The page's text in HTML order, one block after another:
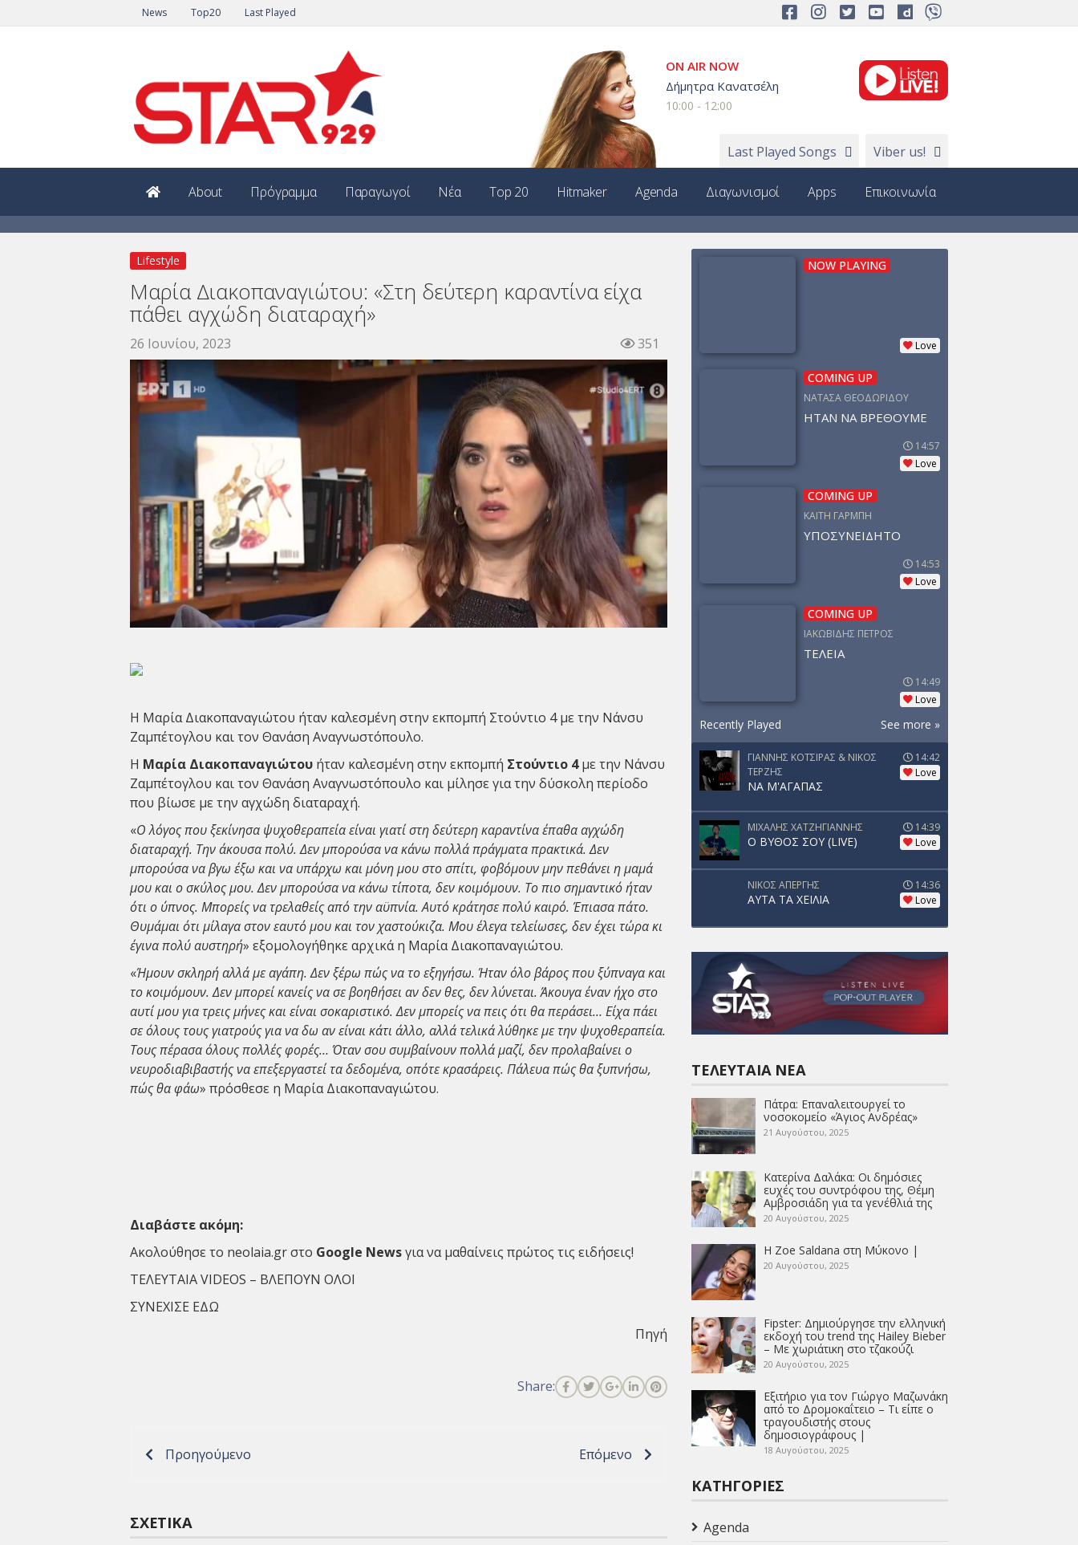
News Top20 Last Played
ON AIR NOW
Δήμητρα Κανατσέλη
10:00 - 12:00
Last Played Songs Viber us!
About Πρόγραμμα Παραγωγοί Νέα Top 20 Hitmaker Agenda Διαγωνισμοί Apps Επικοινωνία
Lifestyle
Μαρία Διακοπαναγιώτου: «Στη δεύτερη καραντίνα είχα
πάθει αγχώδη διαταραχή»
26 Ιουνίου, 2023 351
Η Μαρία Διακοπαναγιώτου ήταν καλεσμένη στην εκπομπή Στούντιο 4 με την Νάνσυ
Ζαμπέτογλου και τον Θανάση Αναγνωστόπουλο.
Η Μαρία Διακοπαναγιώτου ήταν καλεσμένη στην εκπομπή Στούντιο 4με την Νάνσυ
Ζαμπέτογλου και τον Θανάση Αναγνωστόπουλο και μίλησε για την δύσκολη περίοδο
που βίωσε με την αγχώδη διαταραχή.
«Ο λόγος που ξεκίνησα ψυχοθεραπεία είναι γιατί στη δεύτερη καραντίνα έπαθα αγχώδη
διαταραχή. Την άκουσα πολύ. Δεν μπορούσα να κάνω πολλά πράγματα πρακτικά. Δεν
μπορούσα να βγω έξω και να υπάρχω και μόνη μου στο σπίτι, φοβόμουν μην πεθάνει η μαμά
μου και ο σκύλος μου. Δεν μπορούσα να κάνω τίποτα, δεν κοιμόμουν. Το πιο σημαντικό ήταν
ότι ο ύπνος. Μπορείς να τρελαθείς από την αϋπνία. Αυτό κράτησε πολύ καιρό. Έπιασα πάτο.
Θυμάμαι ότι μίλαγα στον εαυτό μου και τον χαστούκιζα. Μου έλεγα τελείωσες, δεν έχει τώρα κι
έγινα πολύ αυστηρή» εξομολογήθηκε αρχικά η Μαρία Διακοπαναγιώτου.
«Ήμουν σκληρή αλλά με αγάπη. Δεν ξέρω πώς να το εξηγήσω. Ήταν όλο βάρος που ξύπναγα και
το κοιμόμουν. Δεν μπορεί κανείς να σε βοηθήσει αν δεν θες, δεν λύνεται. Άκουγα έναν ήχο στο
αυτί μου για τρεις μήνες και είναι σοκαριστικό. Δεν μπορείς να πεις ότι θα περάσει… Είχα πάει
σε όλους τους γιατρούς για να δω αν είναι κάτι άλλο, αλλά τελικά λύθηκε με την ψυχοθεραπεία.
Τους πέρασα όλους πολλές φορές… Όταν σου συμβαίνουν πολλά μαζί, δεν προλαβαίνει ο
νευροδιαβιβαστής να επεξεργαστεί τα δεδομένα, οπότε κρασάρεις. Πάλευα πώς θα ξυπνήσω,
πώς θα φάω» πρόσθεσε η Μαρία Διακοπαναγιώτου.
Διαβάστε ακόμη:
Ακολούθησε το neolaia.gr στο Google Newsγια να μαθαίνεις πρώτος τις ειδήσεις!
ΤΕΛΕΥΤΑΙΑ VIDEOS – ΒΛΕΠΟΥΝ ΟΛΟΙ
ΣΥΝΕΧΙΣΕ ΕΔΩ
Πηγή
Share:
Προηγούμενο Επόμενο
ΣΧΕΤΙΚΆ
NOW PLAYING
Love
COMING UP
ΝΑΤΑΣΑ ΘΕΟΔΩΡΙΔΟΥ
ΗΤΑΝ ΝΑ ΒΡΕΘΟΥΜΕ
14:57
Love
COMING UP
ΚΑΙΤΗ ΓΑΡΜΠΗ
ΥΠΟΣΥΝΕΙΔΗΤΟ
14:53
Love
COMING UP
ΙΑΚΩΒΙΔΗΣ ΠΕΤΡΟΣ
ΤΕΛΕΙΑ
14:49
Love
Recently Played See more »
ΓΙΑΝΝΗΣ ΚΟΤΣΙΡΑΣ & ΝΙΚΟΣ
ΤΕΡΖΗΣ
ΝΑ Μ'ΑΓΑΠΑΣ
14:42
Love
ΜΙΧΑΛΗΣ ΧΑΤΖΗΓΙΑΝΝΗΣ
Ο ΒΥΘΟΣ ΣΟΥ (LIVE)
14:39
Love
ΝΙΚΟΣ ΑΠΕΡΓΗΣ
ΑΥΤΑ ΤΑ ΧΕΙΛΙΑ
14:36
Love
ΤΕΛΕΥΤΑΊΑ ΝΈΑ
Πάτρα: Επαναλειτουργεί το
νοσοκομείο «Άγιος Ανδρέας»
21 Αυγούστου, 2025
Κατερίνα Δαλάκα: Οι δημόσιες
ευχές του συντρόφου της, Θέμη
Αμβροσιάδη για τα γενέθλιά της
20 Αυγούστου, 2025
Η Zoe Saldana στη Μύκονο |
20 Αυγούστου, 2025
Fipster: Δημιούργησε την ελληνική
εκδοχή του trend της Hailey Bieber
– Με χωριάτικη στο τζακούζι
20 Αυγούστου, 2025
Εξιτήριο για τον Γιώργο Μαζωνάκη
από το Δρομοκαΐτειο – Τι είπε ο
τραγουδιστής στους
δημοσιογράφους |
18 Αυγούστου, 2025
ΚΑΤΗΓΟΡΊΕΣ
Agenda